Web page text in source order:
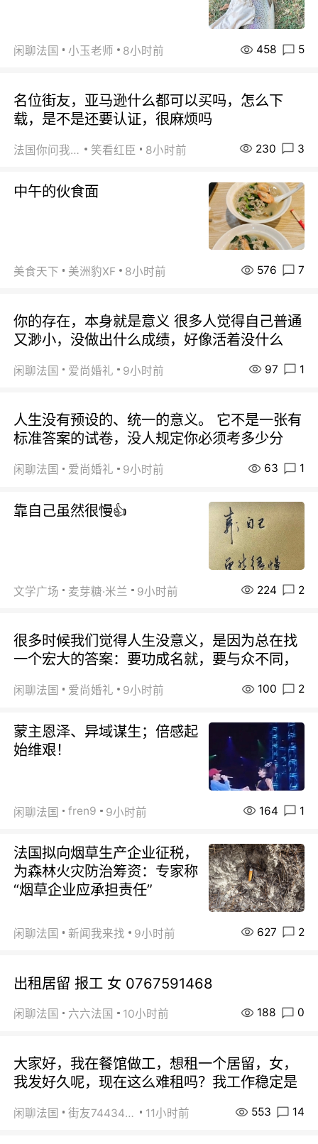
闲聊法国 小玉老师 8小时前 458 5
名位街友，亚马逊什么都可以买吗，怎么下
载，是不是还要认证，很麻烦吗
法国你问我答 笑看红臣 8小时前 230 3
中午的伙食面
美食天下 美洲豹XF 8小时前 576 7
你的存在，本身就是意义 很多人觉得自己普通
又渺小，没做出什么成绩，好像活着没什么
闲聊法国 爱尚婚礼 9小时前 97 1
人生没有预设的、统一的意义。 它不是一张有
标准答案的试卷，没人规定你必须考多少分
闲聊法国 爱尚婚礼 9小时前 63 1
靠自己虽然很慢👍
文学广场 麦芽糖·米兰 9小时前 224 2
很多时候我们觉得人生没意义，是因为总在找
一个宏大的答案：要功成名就，要与众不同，
闲聊法国 爱尚婚礼 9小时前 100 2
蒙主恩泽、异域谋生；倍感起
始维艰！
闲聊法国 fren9 9小时前 164 1
法国拟向烟草生产企业征税，
为森林火灾防治筹资：专家称
“烟草企业应承担责任”
闲聊法国 新闻我来找 9小时前 627 2
出租居留 报工 女 0767591468
闲聊法国 六六法国 10小时前 188 0
大家好，我在餐馆做工，想租一个居留，女，
我发好久呢，现在这么难租吗？我工作稳定是
闲聊法国 街友74434350 11小时前 553 14